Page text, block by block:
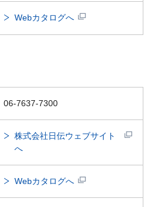
Webカタログへ
06-7637-7300
株式会社日伝ウェブサイト
へ
Webカタログへ